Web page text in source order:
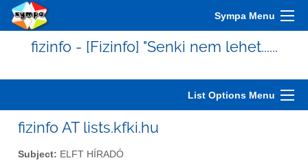
Sympa Menu
fizinfo - [Fizinfo] "Senki nem lehet......
List Options Menu
fizinfo AT lists.kfki.hu
Subject: ELFT HÍRADÓ